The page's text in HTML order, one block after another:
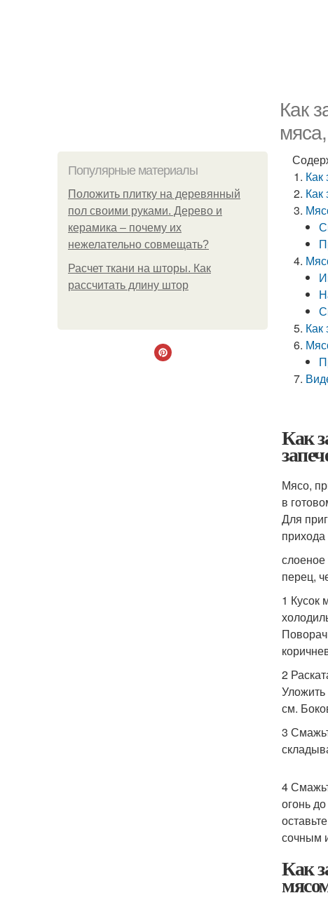
Как
Популярные материалы
Положить плитку на деревянный
пол своими руками. Дерево и
керамика – почему их
нежелательно совмещать?
Расчет ткани на шторы. Как
рассчитать длину штор
Как
Как
Как
Как
Мясо,
в
Для
прихода
слоеное
перец,
1 Кусок
2
Уложить
см.
3
4
огонь
сочным
Как